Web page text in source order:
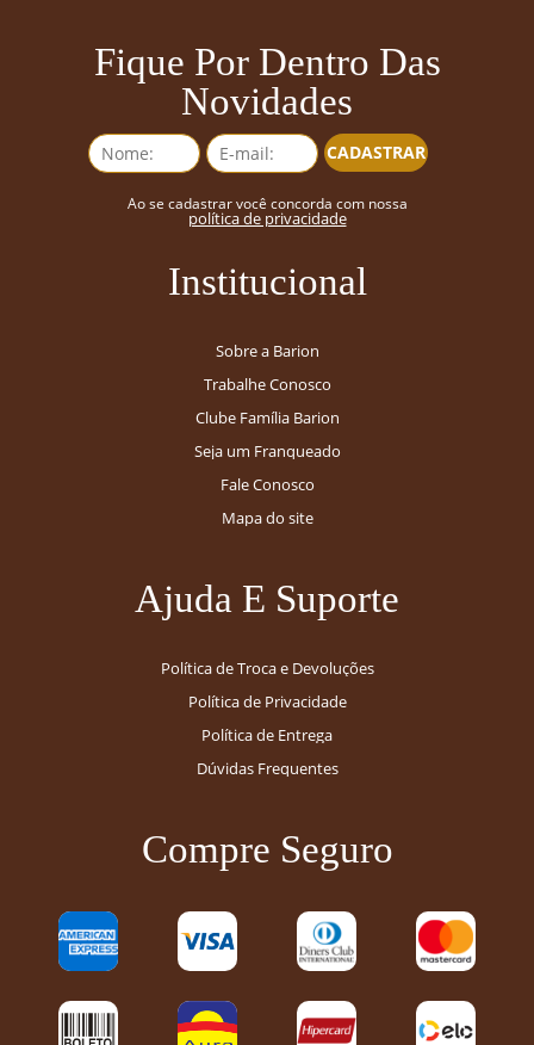
Fique Por Dentro Das
Novidades
CADASTRAR
Ao se cadastrar você concorda com nossa
política de privacidade
Institucional
Sobre a Barion
Trabalhe Conosco
Clube Família Barion
Seja um Franqueado
Fale Conosco
Mapa do site
Ajuda E Suporte
Política de Troca e Devoluções
Política de Privacidade
Política de Entrega
Dúvidas Frequentes
Compre Seguro